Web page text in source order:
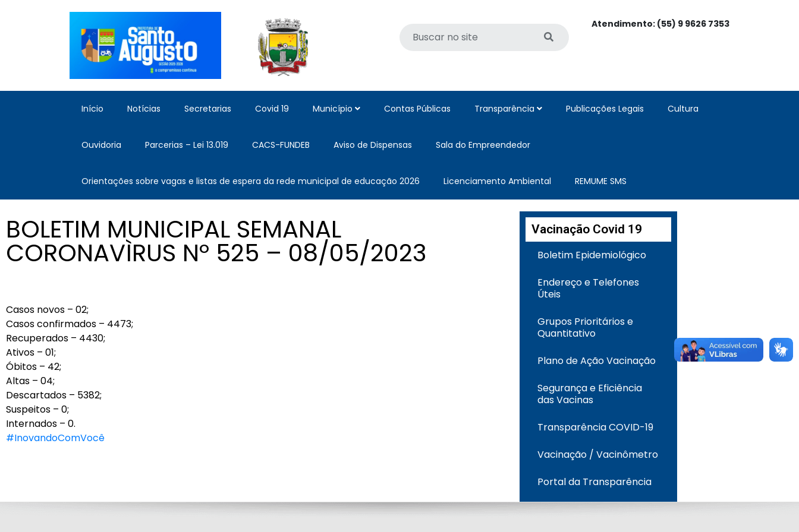
Atendimento: (55) 9 9626 7353
Início Notícias Secretarias Covid 19 Município Contas Públicas Transparência Publicações Legais Cultura
Ouvidoria Parcerias – Lei 13.019 CACS-FUNDEB Aviso de Dispensas Sala do Empreendedor
Orientações sobre vagas e listas de espera da rede municipal de educação 2026 Licenciamento Ambiental REMUME SMS
BOLETIM MUNICIPAL SEMANAL
CORONAVÌRUS Nº 525 – 08/05/2023
Casos novos – 02;
Casos confirmados – 4473;
Recuperados – 4430;
Ativos – 01;
Óbitos – 42;
Altas – 04;
Descartados – 5382;
Suspeitos – 0;
Internados – 0.
#InovandoComVocê
Vacinação Covid 19
Boletim Epidemiológico
Endereço e Telefones
Úteis
Grupos Prioritários e
Quantitativo
Plano de Ação Vacinação
Segurança e Eficiência
das Vacinas
Transparência COVID-19
Vacinação / Vacinômetro
Portal da Transparência